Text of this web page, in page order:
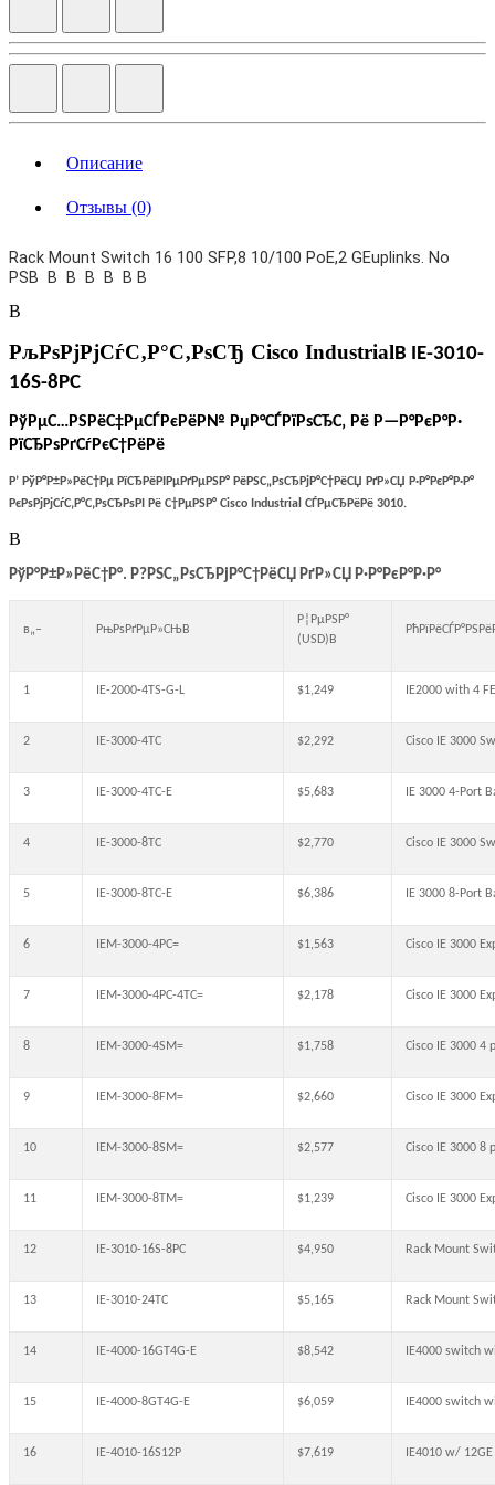
Описание
Отзывы (0)
Rack Mount Switch 16 100 SFP,8 10/100 PoE,2 GEuplinks. No
PSВ В В В В В В
В
РљРѕРјРјСѓС‚Р°С‚РѕСЂ Cisco Industrial В IE-3010-
16S-8PC
РўРµС…РЅРёС‡РµСЃРєРёР№ РџР°СЃРїРѕСЂС‚ Рё Р—Р°РєР°Р·
РїСЂРѕРґСѓРєС†РёРё
Р’ РўР°Р±Р»РёС†Рµ РїСЂРёРІРµРґРµРЅР° РёРЅС„РѕСЂРјР°С†РёСЏ РґР»СЏ Р·Р°РєР°Р·Р°
РєРѕРјРјСѓС‚Р°С‚РѕСЂРѕРІ Рё С†РµРЅР° Cisco Industrial СЃРµСЂРёРё 3010.
В
РўР°Р±Р»РёС†Р°. Р?РЅС„РѕСЂРјР°С†РёСЏ РґР»СЏ Р·Р°РєР°Р·Р°
в„– РњРѕРґРµР»СЊВ
Р¦РµРЅР°
(USD)В
1 IE-2000-4TS-G-L $1,249 IE2000 with 4
2 IE-3000-4TC $2,292 Cisco IE 3000
3 IE-3000-4TC-E $5,683 IE 3000 4-Port
4 IE-3000-8TC $2,770 Cisco IE 3000
5 IE-3000-8TC-E $6,386 IE 3000 8-Port
6 IEM-3000-4PC= $1,563 Cisco IE 3000
7 IEM-3000-4PC-4TC= $2,178 Cisco IE 3000
8 IEM-3000-4SM= $1,758 Cisco IE 3000 4
9 IEM-3000-8FM= $2,660 Cisco IE 3000
10 IEM-3000-8SM= $2,577 Cisco IE 3000 8
11 IEM-3000-8TM= $1,239 Cisco IE 3000
12 IE-3010-16S-8PC $4,950 Rack Mount
13 IE-3010-24TC $5,165 Rack Mount
14 IE-4000-16GT4G-E $8,542 IE4000 switch
15 IE-4000-8GT4G-E $6,059 IE4000 switch
16 IE-4010-16S12P $7,619 IE4010 w/